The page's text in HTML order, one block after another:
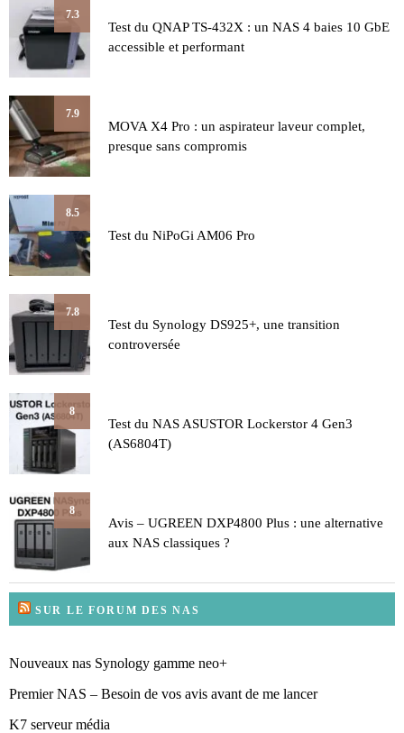
7.3
Test du QNAP TS-432X : un NAS 4 baies 10 GbE
accessible et performant
7.9
MOVA X4 Pro : un aspirateur laveur complet,
presque sans compromis
8.5
Test du NiPoGi AM06 Pro
7.8
Test du Synology DS925+, une transition
controversée
8
Test du NAS ASUSTOR Lockerstor 4 Gen3
(AS6804T)
8
Avis – UGREEN DXP4800 Plus : une alternative
aux NAS classiques ?
SUR LE FORUM DES NAS
Nouveaux nas Synology gamme neo+
Premier NAS – Besoin de vos avis avant de me lancer
K7 serveur média